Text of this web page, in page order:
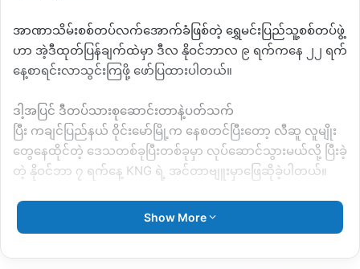
အာဏာသိမ်းစစ်တပ်လက်အောက်ခံဖြစ်တဲ့ ရွှေမင်းပြည်သူ့စစ်တပ်ဖွဲ့
ဟာ အဲ့ဒီထုတ်ပြန်ချက်ထဲမှာ ဒီလ နိုဝင်ဘာလ ၉ ရက်ကနေ ၂၂ ရက်
နေ့စာရင်းလာသွင်းကြဖို့ ဖော်ပြထားပါတယ်။
ဒါ့အပြင် ဒီတပ်သားစုဆောင်းတာနဲ့ပတ်သက်
ပြီး ကချင်ပြည်နယ် ဝိုင်းမော်မြို့က နေစတင်ပြီးတော့ လီဆူ လူမျိုး
တွေနေထိုင်တဲ့ ဒေသတစ်ခုပြီးတစ်ခုမှာ လုပ်ဆောင်သွားမယ်လို့ ပြီးခဲ့
တဲ့ နိုဝင်ဘာ ၇ ရက်နေ့ KNG ရဲ့ အင်တာဗျူးမှာဖြေဆိုခဲ့ပါတယ်။
အဲ့ဒီလို ထုတ်ပြန်ချက်တွေထုတ်ပြီးနောက်ပိုင်းမှာတော့ လီဆူ
လူမျိုးစုအကြား ဝေဖန်မှုတွေ မြှင့်တက်ခဲ့ ပြီးတော့ ဒီရက်ပိုင်းမှာ
Show More